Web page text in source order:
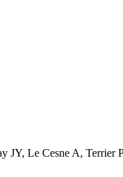
JY, Le Cesne A,